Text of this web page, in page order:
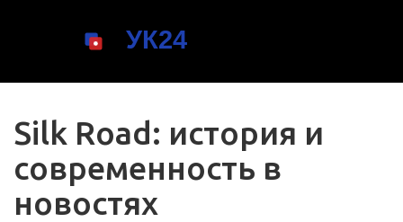
Silk Road: история и
современность в
новостях